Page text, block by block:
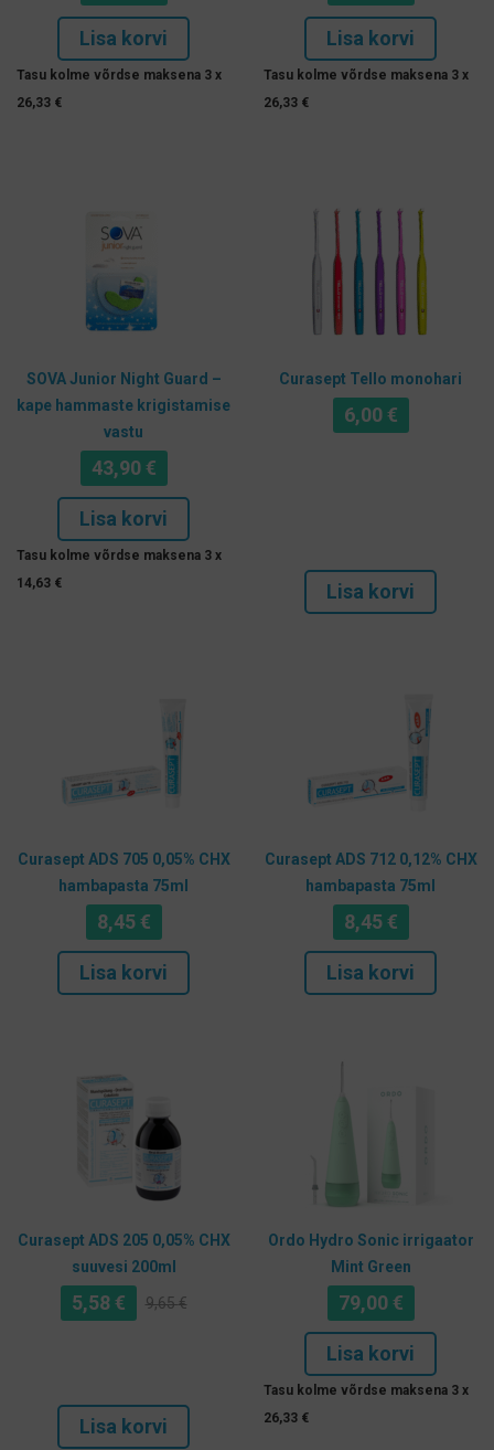
Lisa korvi
Tasu kolme võrdse maksena 3 x
26,33 €
Lisa korvi
Tasu kolme võrdse maksena 3 x
26,33 €
SOVA Junior Night Guard –
kape hammaste krigistamise
vastu
43,90€
Lisa korvi
Tasu kolme võrdse maksena 3 x
14,63 €
Curasept Tello monohari
6,00€
Lisa korvi
Curasept ADS 705 0,05% CHX
hambapasta 75ml
8,45€
Lisa korvi
Curasept ADS 712 0,12% CHX
hambapasta 75ml
8,45€
Lisa korvi
Curasept ADS 205 0,05% CHX
suuvesi 200ml
9,65€
Algne
5,58€
Praegune
Lisa korvi
Ordo Hydro Sonic irrigaator
Mint Green
79,00€
Lisa korvi
Tasu kolme võrdse maksena 3 x
26,33 €